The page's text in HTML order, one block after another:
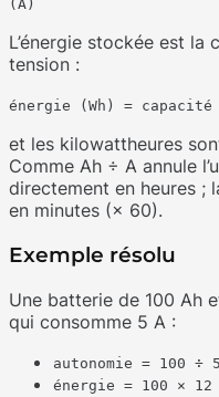
(A)
L’énergie stockée est
tension :
énergie (Wh) =
et les kilowattheures
Comme Ah ÷ A annule
directement en heures ;
en minutes (× 60).
Exemple résolu
Une batterie de 100 Ah
qui consomme 5 A :
autonomie = 100 ÷
énergie = 100 × 12